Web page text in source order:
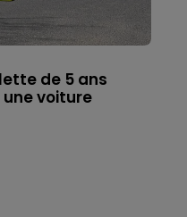
de 5 ans
voiture